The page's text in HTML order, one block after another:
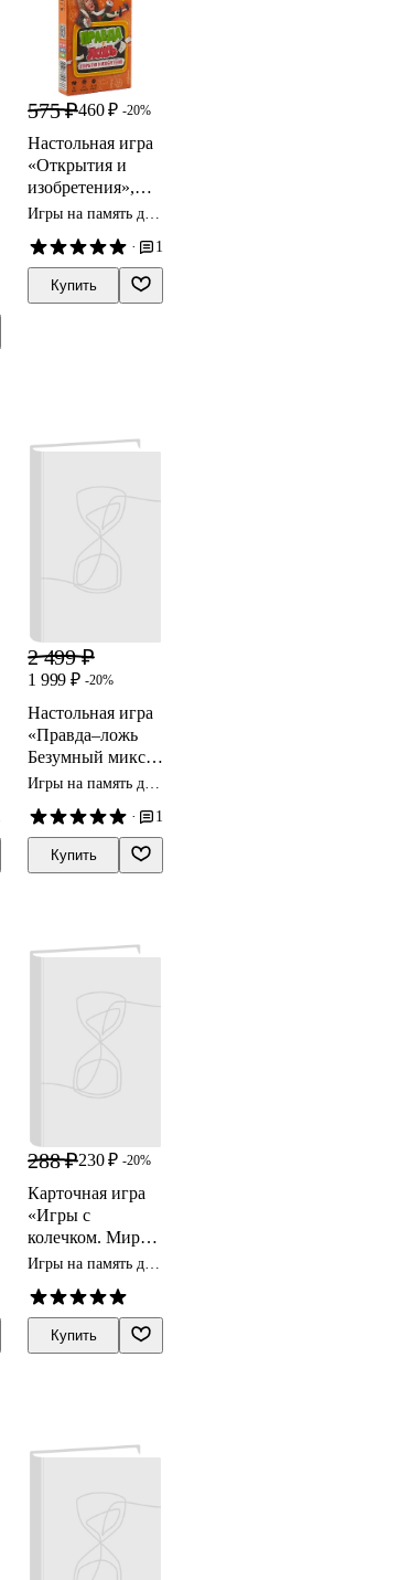
575 ₽460 ₽ -20%
Настольная игра
«Открытия и
изобретения»,
Геодом
Игры на память для
·
1
Купить
2 499 ₽
1 999 ₽ -20%
Настольная игра
«Правда–ложь
Безумный микс»,
Геодом
Игры на память для
·
1
Купить
288 ₽230 ₽ -20%
Карточная игра
«Игры с
колечком. Мир
машин», Vladi
Игры на память для
Купить